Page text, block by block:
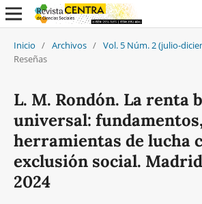
Inicio / Archivos / Vol. 5 Núm. 2 (julio-
Reseñas
L. M. Rondón. La renta
universal:
herramientas de lucha
exclusión social.
2024